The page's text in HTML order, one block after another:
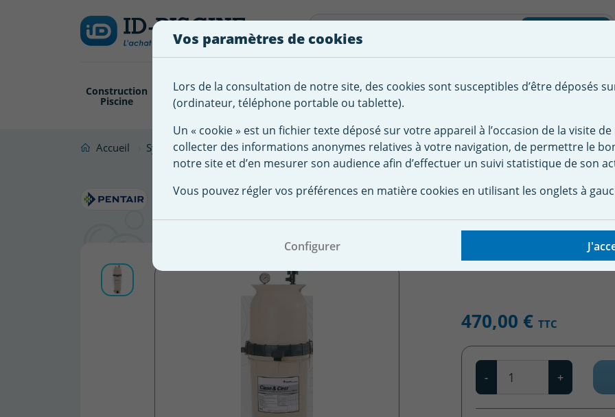
Construction
Piscine
Revêtement
Piscine
Pompe
Filtration
Traitement de
l'eau
Robot
Piscine
Chauffage & Couverture Autour de la
Accueil Système Filtration Piscine Filtre à cartouches Filtre à cartouche Pentair CLEAN & CLEAR 8,5
Filtre à cartouche Pentair
m3/h
470,00 € TTC
Qté
- +
Vos paramètres de cookies
Lors de la consultation de notre site, des cookies sont susceptibles d’être déposés
(ordinateur, téléphone portable ou tablette).
Un « cookie » est un fichier texte déposé sur votre appareil à l’occasion de la visite
collecter des informations anonymes relatives à votre navigation, de permettre le
notre site et d’en mesurer son audience afin d’effectuer un suivi statistique de son
Vous pouvez régler vos préférences en matière cookies en utilisant les onglets à
Configurer